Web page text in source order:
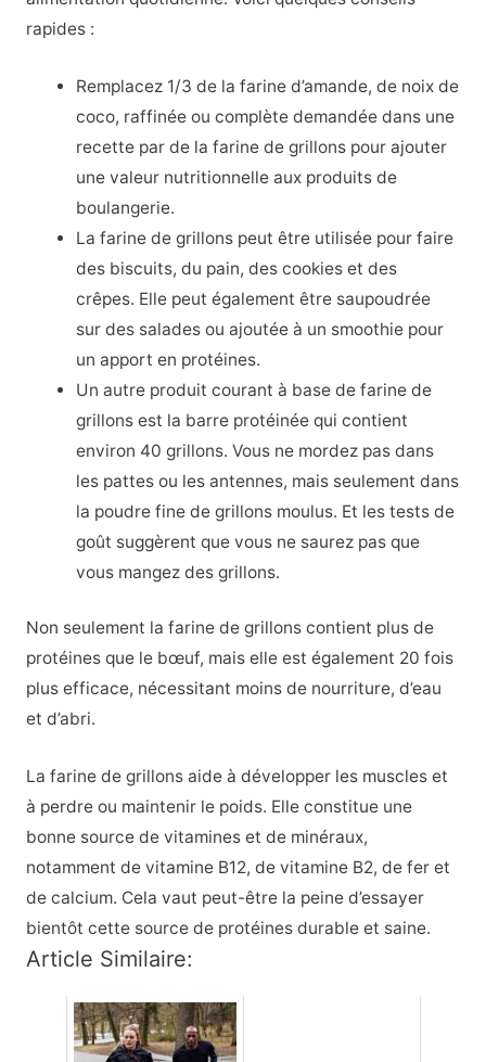
rapides :
Remplacez 1/3 de la farine d’amande, de noix de
coco, raffinée ou complète demandée dans une
recette par de la farine de grillons pour ajouter
une valeur nutritionnelle aux produits de
boulangerie.
La farine de grillons peut être utilisée pour faire
des biscuits, du pain, des cookies et des
crêpes. Elle peut également être saupoudrée
sur des salades ou ajoutée à un smoothie pour
un apport en protéines.
Un autre produit courant à base de farine de
grillons est la barre protéinée qui contient
environ 40 grillons. Vous ne mordez pas dans
les pattes ou les antennes, mais seulement dans
la poudre fine de grillons moulus. Et les tests de
goût suggèrent que vous ne saurez pas que
vous mangez des grillons.
Non seulement la farine de grillons contient plus de
protéines que le bœuf, mais elle est également 20 fois
plus efficace, nécessitant moins de nourriture, d’eau
et d’abri.
La farine de grillons aide à développer les muscles et
à perdre ou maintenir le poids. Elle constitue une
bonne source de vitamines et de minéraux,
notamment de vitamine B12, de vitamine B2, de fer et
de calcium. Cela vaut peut-être la peine d’essayer
bientôt cette source de protéines durable et saine.
Article Similaire: